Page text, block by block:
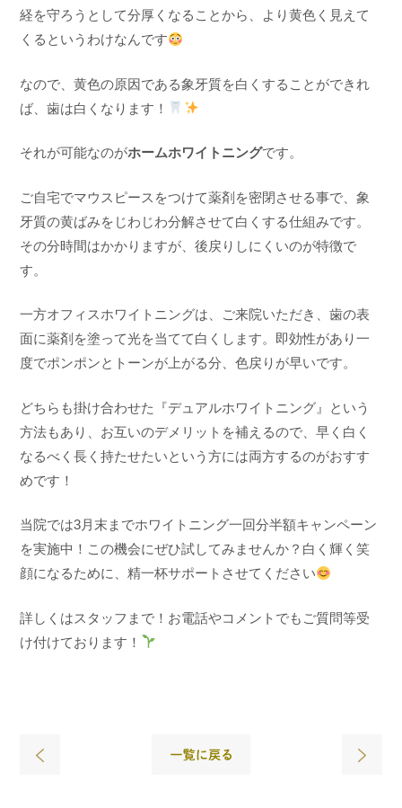
経を守ろうとして分厚くなることから、より黄色く見えて
くるというわけなんです
なので、黄色の原因である象牙質を白くすることができれ
ば、歯は白くなります！
それが可能なのがホームホワイトニングです。
ご自宅でマウスピースをつけて薬剤を密閉させる事で、象
牙質の黄ばみをじわじわ分解させて白くする仕組みです。
その分時間はかかりますが、後戻りしにくいのが特徴で
す。
一方オフィスホワイトニングは、ご来院いただき、歯の表
面に薬剤を塗って光を当てて白くします。即効性があり一
度でポンポンとトーンが上がる分、色戻りが早いです。
どちらも掛け合わせた『デュアルホワイトニング』という
方法もあり、お互いのデメリットを補えるので、早く白く
なるべく長く持たせたいという方には両方するのがおすす
めです！
当院では3月末までホワイトニング一回分半額キャンペーン
を実施中！この機会にぜひ試してみませんか？白く輝く笑
顔になるために、精一杯サポートさせてください
詳しくはスタッフまで！お電話やコメントでもご質問等受
け付けております！